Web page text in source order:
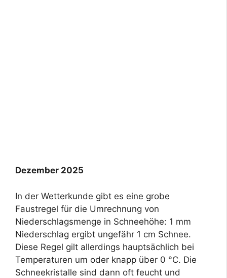
Dezember 2025
In der Wetterkunde gibt es eine grobe
Faustregel für die Umrechnung von
Niederschlagsmenge in Schneehöhe: 1 mm
Niederschlag ergibt ungefähr 1 cm Schnee.
Diese Regel gilt allerdings hauptsächlich bei
Temperaturen um oder knapp über 0 °C. Die
Schneekristalle sind dann oft feucht und